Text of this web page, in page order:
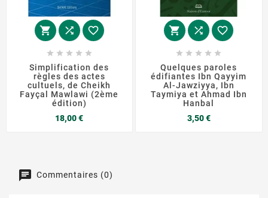
  
    
Simplification des
règles des actes
cultuels, de Cheikh
Fayçal Mawlawi (2ème
édition)
18,00 €Prix
  
    
Quelques paroles
édifiantes Ibn Qayyim
Al-Jawziyya, Ibn
Taymiya et Ahmad Ibn
Hanbal
3,50 €Prix
Commentaires (0)